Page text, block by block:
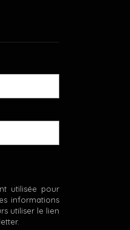
utilisée pour
informations
utiliser le lien